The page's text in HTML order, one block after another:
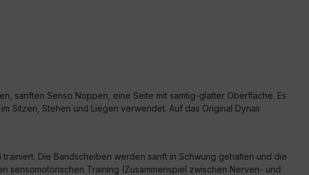
sanften Senso Noppen, eine Seite mit samtig-glatter Oberfläche. Es
Sitzen, Stehen und Liegen verwendet. Auf das Original Dynair
Die Bandscheiben werden sanft in Schwung gehalten und die
sensomotorischen Training (Zusammenspiel zwischen Nerven- und